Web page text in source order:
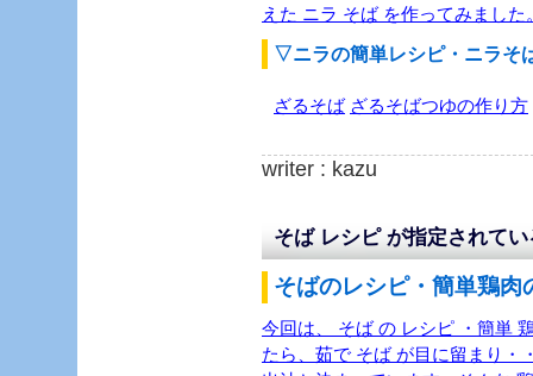
えた ニラ そば を作ってみました
▽ニラの簡単レシピ・ニラそ
ざるそば ざるそばつゆの作り方
writer : kazu
そば レシピ が指定されて
そばのレシピ・簡単鶏
今回は、 そば の レシピ ・簡単
たら、茹で そば が目に留まり・